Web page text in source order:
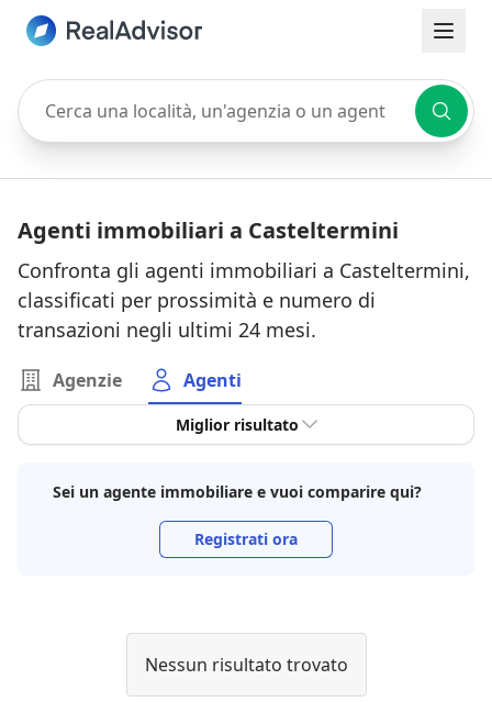
Cerca una località, un'agenzia o un agente
Agenti immobiliari a Casteltermini
Confronta gli agenti immobiliari a Casteltermini,
classificati per prossimità e numero di
transazioni negli ultimi 24 mesi.
Agenzie Agenti
Miglior risultato
Sei un agente immobiliare e vuoi comparire qui?
Registrati ora
Nessun risultato trovato